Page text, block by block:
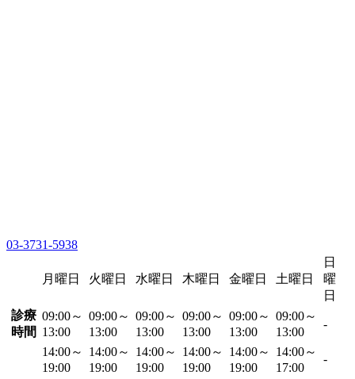
03-3731-5938
月曜日 火曜日 水曜日 木曜日 金曜日 土曜日
日
曜
日
診療
時間
09:00～
13:00
09:00～
13:00
09:00～
13:00
09:00～
13:00
09:00～
13:00
09:00～
13:00
-
14:00～
19:00
14:00～
19:00
14:00～
19:00
14:00～
19:00
14:00～
19:00
14:00～
17:00
-